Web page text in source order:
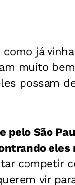
como já
muito
possam
pelo São
eles
competir
vir